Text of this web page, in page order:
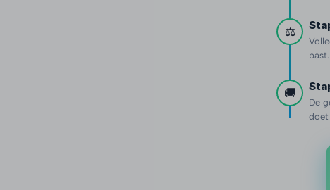
⚖️
past.
🚚
De
doet